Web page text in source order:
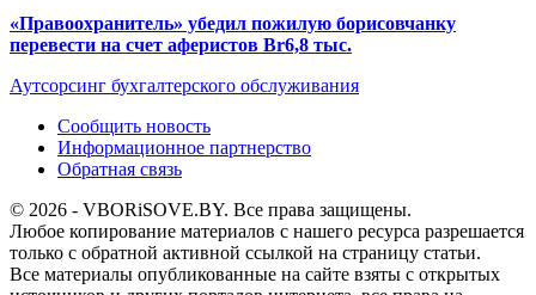
«Правоохранитель» убедил пожилую борисовчанку
перевести на счет аферистов Br6,8 тыс.
Аутсорсинг бухгалтерского обслуживания
Сообщить новость
Информационное партнерство
Обратная связь
© 2026 - VBORiSOVE.BY. Все права защищены.
Любое копирование материалов с нашего ресурса разрешается
только с обратной активной ссылкой на страницу статьи.
Все материалы опубликованные на сайте взяты с открытых